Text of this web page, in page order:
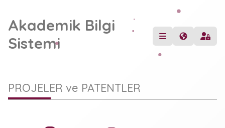
Akademik Bilgi
Sistemi
PROJELER ve PATENTLER